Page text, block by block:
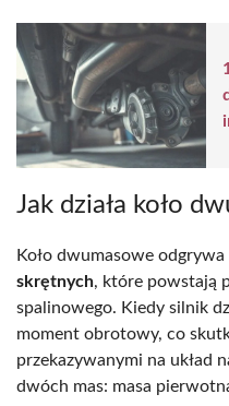
Jak działa koło
Koło dwumasowe
skrętnych, które powstają
spalinowego. Kiedy silnik
moment obrotowy, co
przekazywanymi na układ
dwóch mas: masa